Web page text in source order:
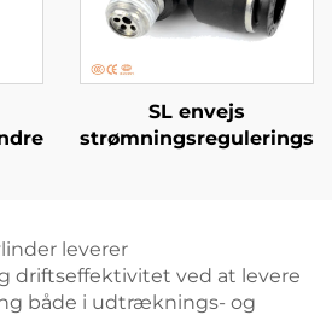
SL envejs
leverer
driftseffektivitet ved at levere
både i udtræknings- og